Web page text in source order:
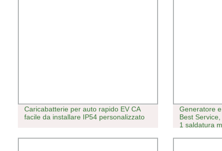
Caricabatterie per auto rapido EV CA
facile da installare IP54 personalizzato
Generatore
Best
1 saldatura